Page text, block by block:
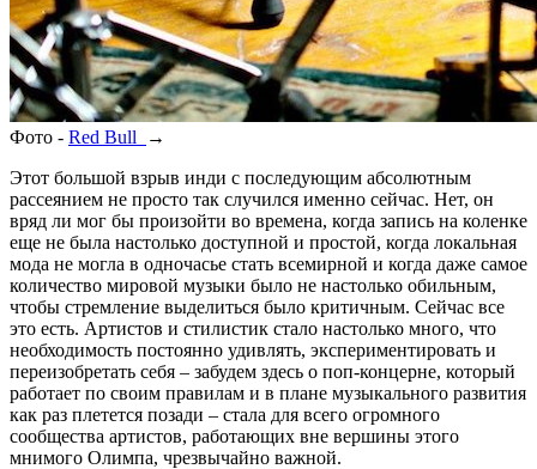
Фото - Red Bull
→
Этот большой взрыв инди с последующим абсолютным
рассеянием не просто так случился именно сейчас. Нет, он
вряд ли мог бы произойти во времена, когда запись на коленке
еще не была настолько доступной и простой, когда локальная
мода не могла в одночасье стать всемирной и когда даже самое
количество мировой музыки было не настолько обильным,
чтобы стремление выделиться было критичным. Сейчас все
это есть. Артистов и стилистик стало настолько много, что
необходимость постоянно удивлять, экспериментировать и
переизобретать себя – забудем здесь о поп-концерне, который
работает по своим правилам и в плане музыкального развития
как раз плетется позади – стала для всего огромного
сообщества артистов, работающих вне вершины этого
мнимого Олимпа, чрезвычайно важной.